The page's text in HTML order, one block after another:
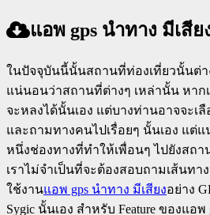
แอพ gps นําทาง มีเสีย
ในปัจจุบันนี้นั้นสถานที่ท่องเที่ยวนั้นต่
แน่นอนว่าสถานที่ต่างๆ เหล่านั้น หาก
จะหลงได้นั้นเอง แต่บางท่านอาจจะเ
และถามทางคนไปเรื่อยๆ นั้นเอง แต่
หนึ่งช่องทางที่ทำให้เพื่อนๆ ไปยังสถา
เราไม่จำเป็นที่จะต้องสอบถามเส้นทา
ใช้งานแอพ gps นําทาง มีเสียงอย่าง
Sygic นั้นเอง สำหรับ Feature ของแอ